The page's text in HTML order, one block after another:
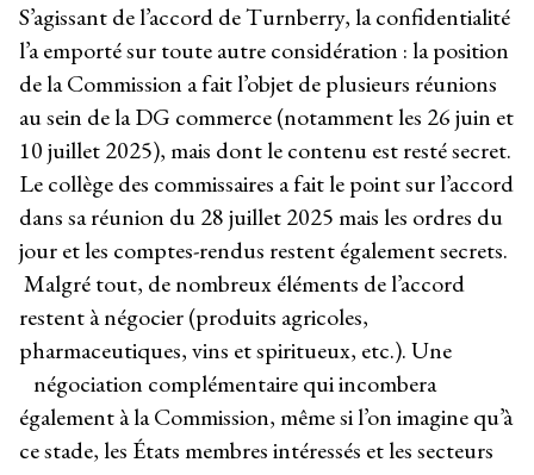
S’agissant de l’accord de Turnberry, la confidentialité
l’a emporté sur toute autre considération : la position
de la Commission a fait l’objet de plusieurs réunions
au sein de la DG commerce (notamment les 26 juin et
10 juillet 2025), mais dont le contenu est resté secret.
Le collège des commissaires a fait le point sur l’accord
dans sa réunion du 28 juillet 2025 mais les ordres du
jour et les comptes-rendus restent également secrets.
Malgré tout, de nombreux éléments de l’accord
restent à négocier (produits agricoles,
pharmaceutiques, vins et spiritueux, etc.). Une
négociation complémentaire qui incombera
également à la Commission, même si l’on imagine qu’à
ce stade, les États membres intéressés et les secteurs